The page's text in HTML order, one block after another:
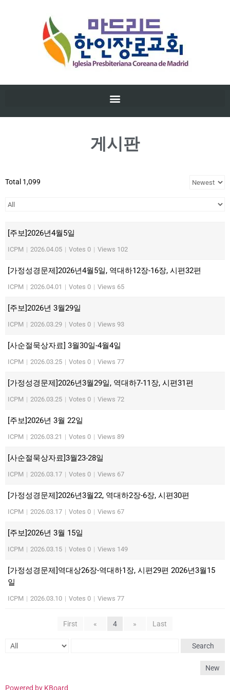
게시판
Total 1,099
[주보]2026년4월5일
ICPM | 2026.04.05 | Votes 0 | Views 102
[가정성경문제]2026년4월5일, 역대하12장-16장, 시편32편
ICPM | 2026.04.01 | Votes 0 | Views 65
[주보]2026년 3월29일
ICPM | 2026.03.29 | Votes 0 | Views 93
[사순절묵상자료] 3월30일-4월4일
ICPM | 2026.03.25 | Votes 0 | Views 77
[가정성경문제]2026년3월29일, 역대하7-11장, 시편31편
ICPM | 2026.03.25 | Votes 0 | Views 72
[주보]2026년 3월 22일
ICPM | 2026.03.21 | Votes 0 | Views 89
[사순절묵상자료]3월23-28일
ICPM | 2026.03.17 | Votes 0 | Views 67
[가정성경문제]2026년3월22, 역대하2장-6장, 시편30편
ICPM | 2026.03.17 | Votes 0 | Views 67
[주보]2026년 3월 15일
ICPM | 2026.03.15 | Votes 0 | Views 149
[가정성경문제]역대상26장-역대하1장, 시편29편 2026년3월15
일
ICPM | 2026.03.10 | Votes 0 | Views 77
First « 4 » Last
Search
New
Powered by KBoard